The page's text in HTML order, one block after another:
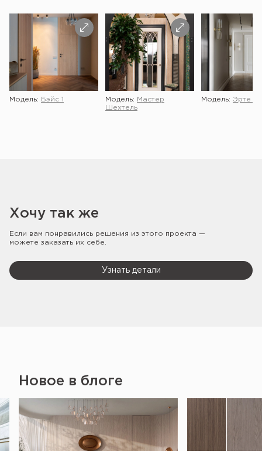
Модель: Бэйс 1 Модель:
Мастер
Шехтель
Модель: Эрте 2
Хочу так же
Если вам понравились решения из этого проекта —
можете заказать их себе.
Узнать детали
Новое в блоге